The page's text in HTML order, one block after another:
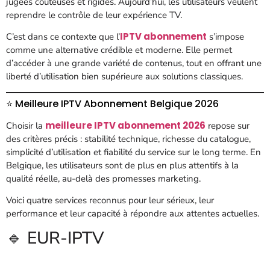
reprendre le contrôle de leur expérience TV.
C’est dans ce contexte que l’IPTV abonnement s’impose
comme une alternative crédible et moderne. Elle permet
d’accéder à une grande variété de contenus, tout en offrant une
liberté d’utilisation bien supérieure aux solutions classiques.
⭐ Meilleure IPTV Abonnement Belgique 2026
Choisir la meilleure IPTV abonnement 2026 repose sur
des critères précis : stabilité technique, richesse du catalogue,
simplicité d’utilisation et fiabilité du service sur le long terme. En
Belgique, les utilisateurs sont de plus en plus attentifs à la
qualité réelle, au-delà des promesses marketing.
Voici quatre services reconnus pour leur sérieux, leur
performance et leur capacité à répondre aux attentes actuelles.
🔹 EUR-IPTV